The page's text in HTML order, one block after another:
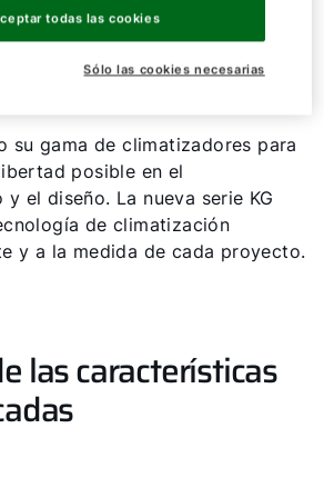
de utas WOLF
Registro myWOLF
su gama de climatizadores para
posible en el
el diseño. La nueva serie KG
de climatización
y a la medida de cada proyecto.
las características
Sólo las cookies necesarias
todas las cookies